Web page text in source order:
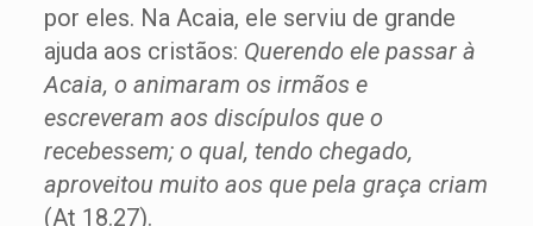
por eles. Na Acaia, ele serviu de grande
ajuda aos cristãos: Querendo ele passar à
Acaia, o animaram os irmãos e
escreveram aos discípulos que o
recebessem; o qual, tendo chegado,
aproveitou muito aos que pela graça criam
(At 18.27).